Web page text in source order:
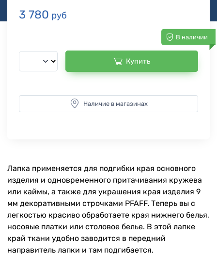
3 780 руб
В наличии
Купить
Наличие в магазинах
Лапка применяется для подгибки края основного
изделия и одновременного притачивания кружева
или каймы, а также для украшения края изделия 9
мм декоративными строчками PFAFF. Теперь вы с
легкостью красиво обработаете края нижнего белья,
носовые платки или столовое белье. В этой лапке
край ткани удобно заводится в передний
направитель лапки и там подгибается.